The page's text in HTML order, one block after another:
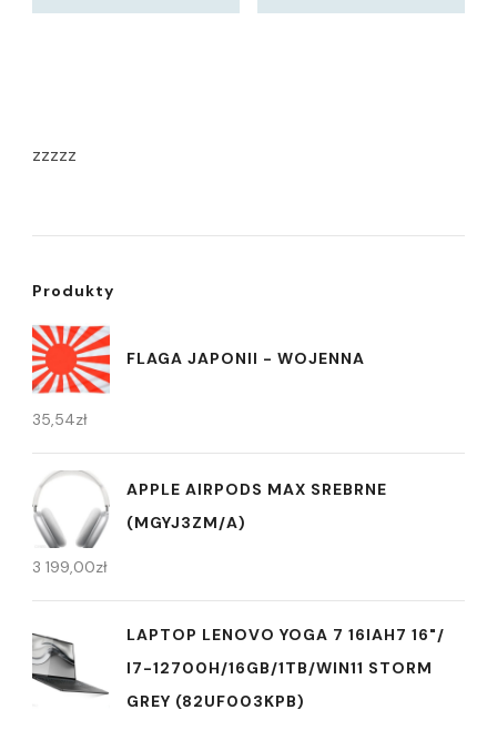
zzzzz
Produkty
FLAGA JAPONII - WOJENNA
35,54zł
APPLE AIRPODS MAX SREBRNE
(MGYJ3ZM/A)
3 199,00zł
LAPTOP LENOVO YOGA 7 16IAH7 16"/
I7-12700H/16GB/1TB/WIN11 STORM
GREY (82UF003KPB)